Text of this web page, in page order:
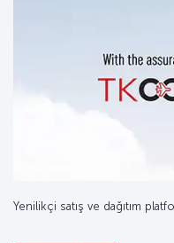
Yenilikçi satış ve dağıtım